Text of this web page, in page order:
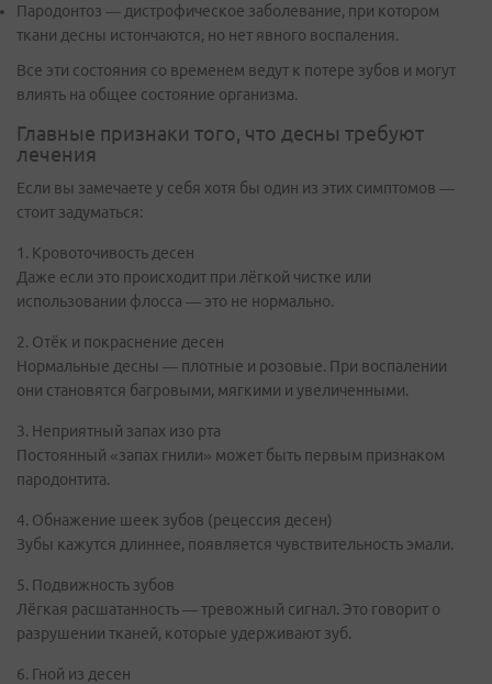
Пародонтоз — дистрофическое заболевание, при котором
ткани десны истончаются, но нет явного воспаления.
Все эти состояния со временем ведут к потере зубов и могут
влиять на общее состояние организма.
Главные признаки того, что десны требуют
лечения
Если вы замечаете у себя хотя бы один из этих симптомов —
стоит задуматься:
1. Кровоточивость десен
Даже если это происходит при лёгкой чистке или
использовании флосса — это не нормально.
2. Отёк и покраснение десен
Нормальные десны — плотные и розовые. При воспалении
они становятся багровыми, мягкими и увеличенными.
3. Неприятный запах изо рта
Постоянный «запах гнили» может быть первым признаком
пародонтита.
4. Обнажение шеек зубов (рецессия десен)
Зубы кажутся длиннее, появляется чувствительность эмали.
5. Подвижность зубов
Лёгкая расшатанность — тревожный сигнал. Это говорит о
разрушении тканей, которые удерживают зуб.
6. Гной из десен